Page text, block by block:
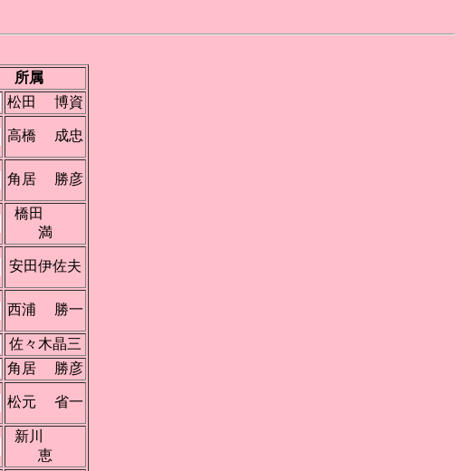
所属
松田 博資
高橋 成忠
角居 勝彦
橋田
満
安田伊佐夫
西浦 勝一
佐々木晶三
角居 勝彦
松元 省一
新川
恵